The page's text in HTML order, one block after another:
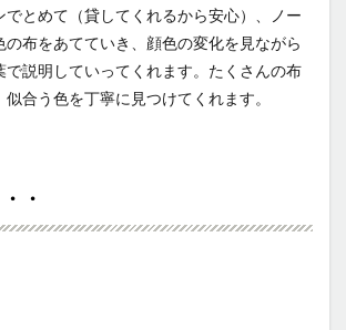
でとめて（貸してくれるから安心）、ノー
の布をあてていき、顔色の変化を見ながら
で説明していってくれます。たくさんの布
合う色を丁寧に見つけてくれます。
・